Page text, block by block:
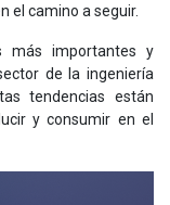
el camino a seguir.
más importantes y
de la ingeniería
tendencias están
y consumir en el